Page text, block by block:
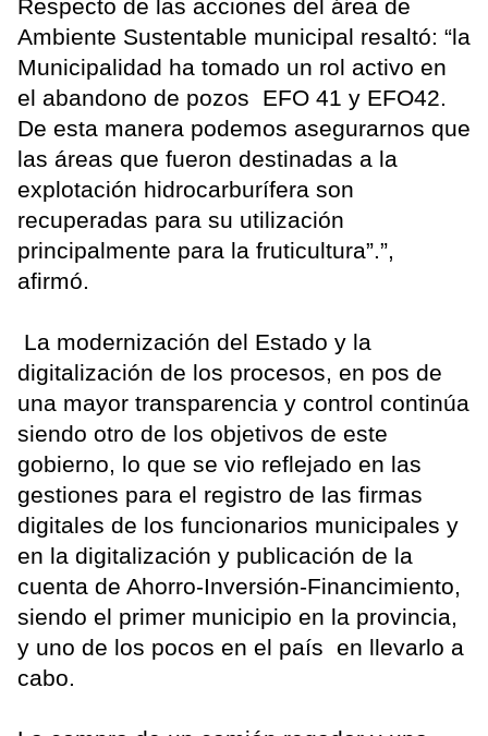
Respecto de las acciones del área de
Ambiente Sustentable municipal resaltó: “la
Municipalidad ha tomado un rol activo en
el abandono de pozos EFO 41 y EFO42.
De esta manera podemos asegurarnos que
las áreas que fueron destinadas a la
explotación hidrocarburífera son
recuperadas para su utilización
principalmente para la fruticultura”.”,
afirmó.
La modernización del Estado y la
digitalización de los procesos, en pos de
una mayor transparencia y control continúa
siendo otro de los objetivos de este
gobierno, lo que se vio reflejado en las
gestiones para el registro de las firmas
digitales de los funcionarios municipales y
en la digitalización y publicación de la
cuenta de Ahorro-Inversión-Financimiento,
siendo el primer municipio en la provincia,
y uno de los pocos en el país en llevarlo a
cabo.